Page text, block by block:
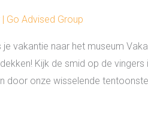
Go Advised Group
je vakantie naar het museum
Kijk de smid op de
door onze wisselende